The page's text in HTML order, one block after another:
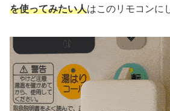
を使ってみたい人はこのリモコンに